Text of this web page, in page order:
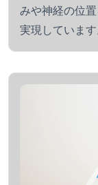
みや神経の位
実現しています